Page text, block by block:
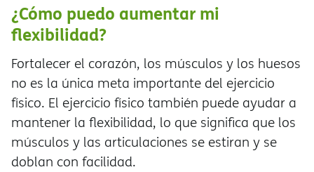
¿Cómo puedo aumentar mi
flexibilidad?
Fortalecer el corazón, los músculos y los huesos
no es la única meta importante del ejercicio
físico. El ejercicio físico también puede ayudar a
mantener la flexibilidad, lo que significa que los
músculos y las articulaciones se estiran y se
doblan con facilidad.